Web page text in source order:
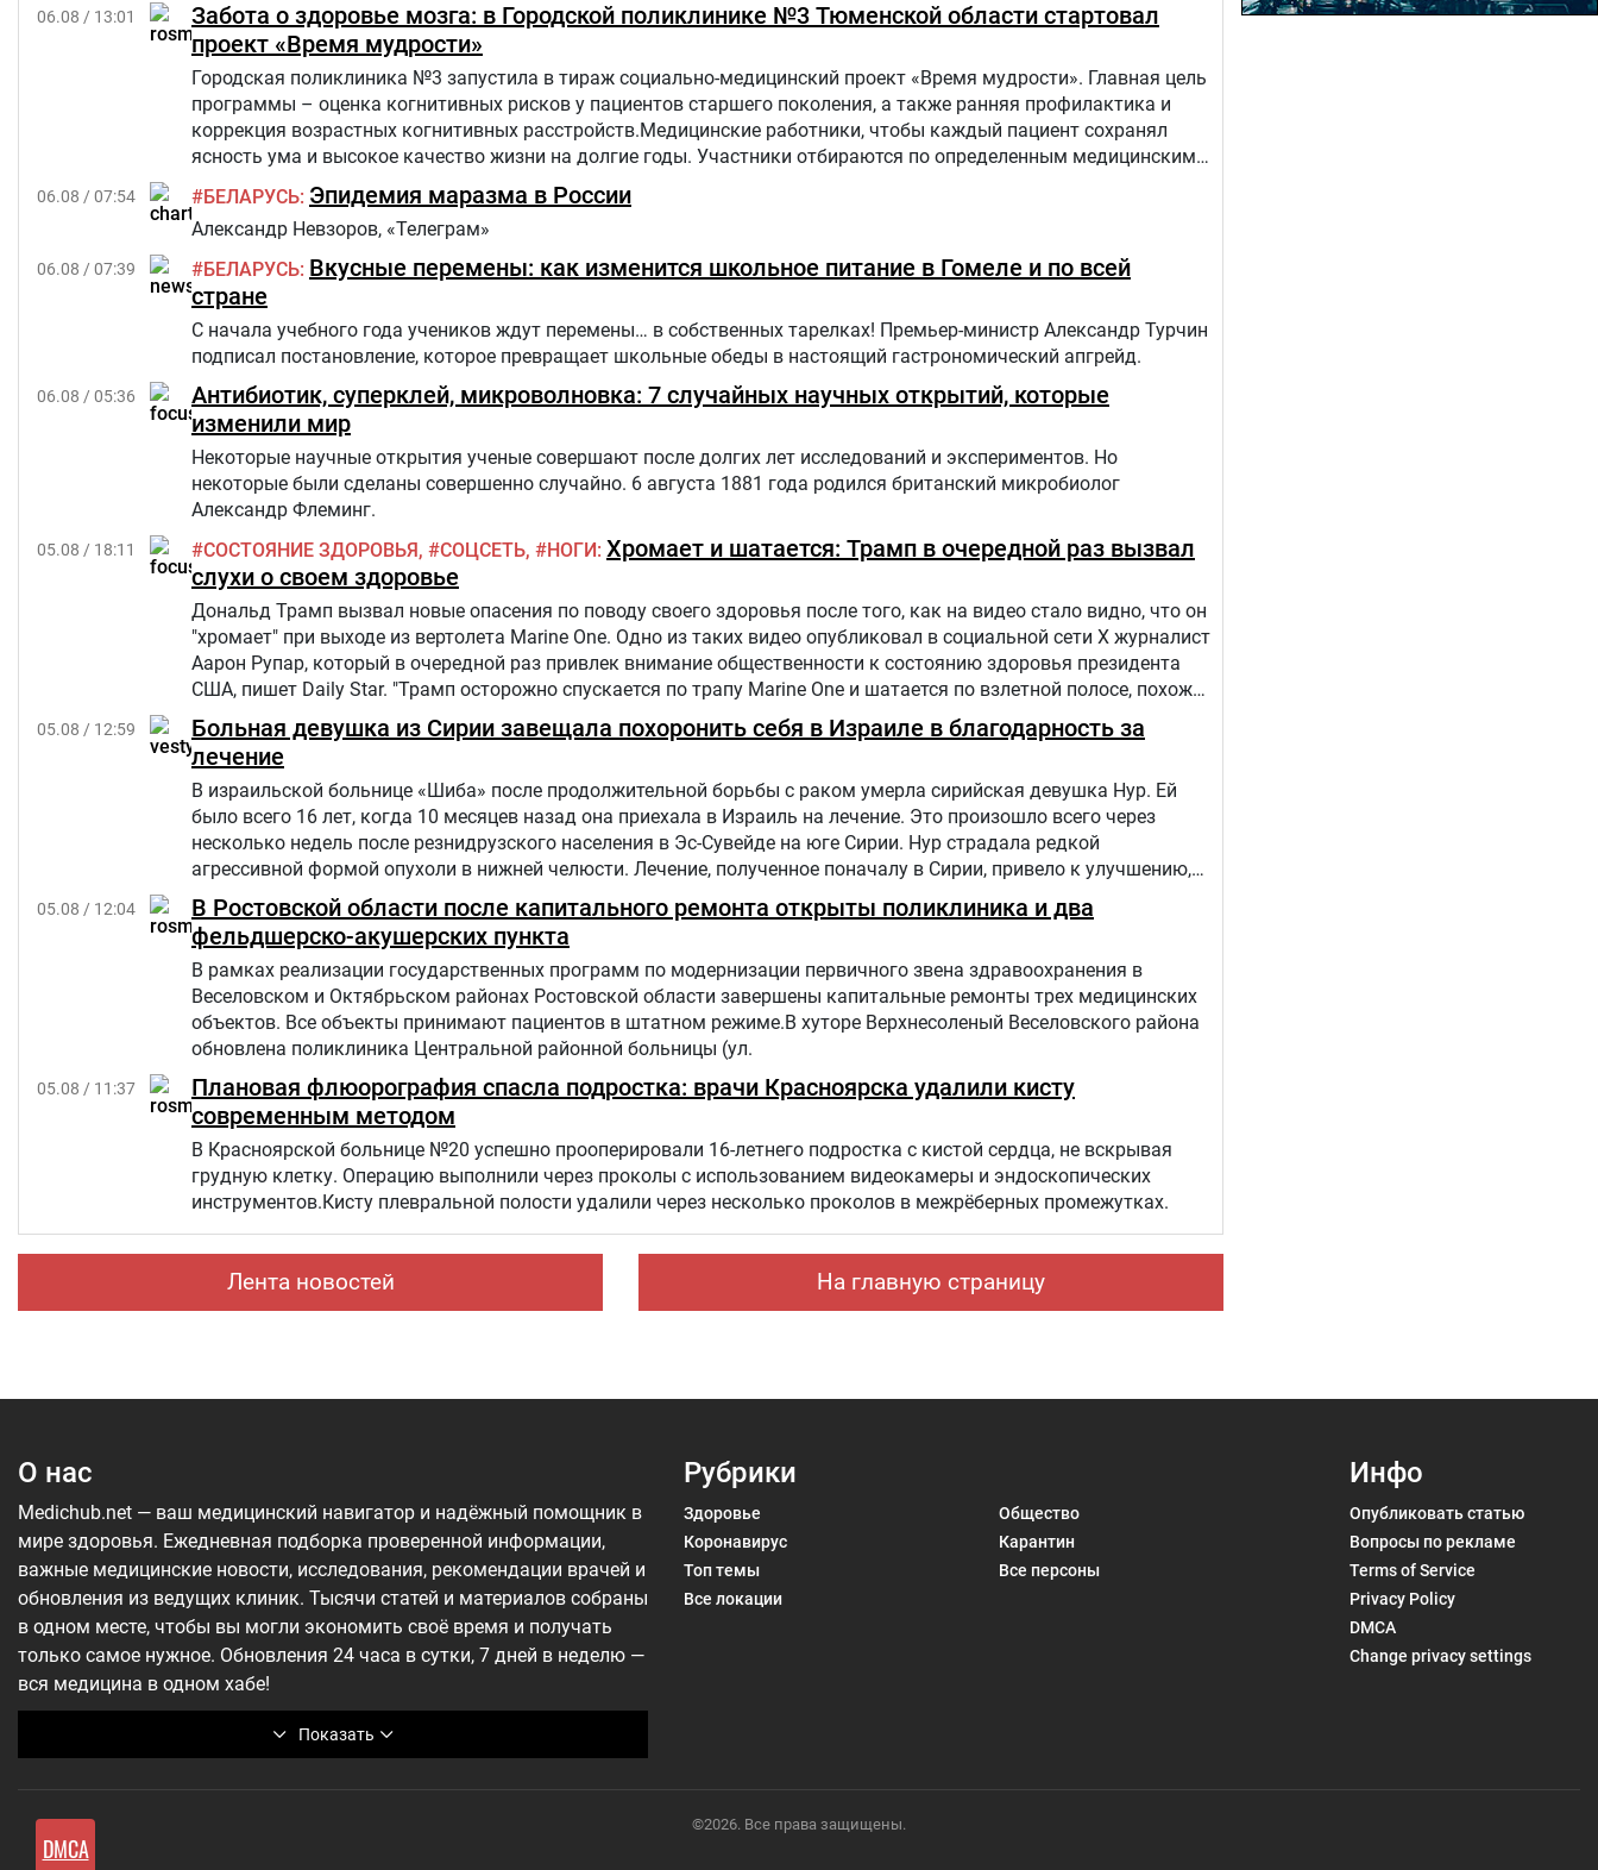
06.08 / 13:01
Забота о здоровье мозга: в Городской поликлинике №3 Тюменской области стартовал
проект «Время мудрости»
Городская поликлиника №3 запустила в тираж социально-медицинский проект «Время мудрости». Главная цель
программы – оценка когнитивных рисков у пациентов старшего поколения, а также ранняя профилактика и
коррекция возрастных когнитивных расстройств.Медицинские работники, чтобы каждый пациент сохранял
ясность ума и высокое качество жизни на долгие годы. Участники отбираются по определенным медицинским
критериям из числа прикрепленного к поликлинике населения.Путь в проекте состоит из трех этапов:1.
06.08 / 07:54 БЕЛАРУСЬ Эпидемия маразма в России
Александр Невзоров, «Телеграм»
06.08 / 07:39 БЕЛАРУСЬ Вкусные перемены: как изменится школьное питание в Гомеле и по всей
стране
С начала учебного года учеников ждут перемены… в собственных тарелках! Премьер-министр Александр Турчин
подписал постановление, которое превращает школьные обеды в настоящий гастрономический апгрейд.
06.08 / 05:36
Антибиотик, суперклей, микроволновка: 7 случайных научных открытий, которые
изменили мир
Некоторые научные открытия ученые совершают после долгих лет исследований и экспериментов. Но
некоторые были сделаны совершенно случайно. 6 августа 1881 года родился британский микробиолог
Александр Флеминг.
05.08 / 18:11 СОСТОЯНИЕ ЗДОРОВЬЯ СОЦСЕТЬ НОГИ Хромает и шатается: Трамп в очередной раз вызвал
слухи о своем здоровье
Дональд Трамп вызвал новые опасения по поводу своего здоровья после того, как на видео стало видно, что он
"хромает" при выходе из вертолета Marine One. Одно из таких видео опубликовал в социальной сети Х журналист
Аарон Рупар, который в очередной раз привлек внимание общественности к состоянию здоровья президента
США, пишет Daily Star. "Трамп осторожно спускается по трапу Marine One и шатается по взлетной полосе, похоже,
слегка прихрамывая", — написал журналист.
05.08 / 12:59
Больная девушка из Сирии завещала похоронить себя в Израиле в благодарность за
лечение
В израильской больнице «Шиба» после продолжительной борьбы с раком умерла сирийская девушка Нур. Ей
было всего 16 лет, когда 10 месяцев назад она приехала в Израиль на лечение. Это произошло всего через
несколько недель после резнидрузского населения в Эс-Сувейде на юге Сирии. Нур страдала редкой
агрессивной формой опухоли в нижней челюсти. Лечение, полученное поначалу в Сирии, привело к улучшению,
но позже произошел рецидив болезни. Нур попала на лечение в «Шибу» в рамках гуманитарного проекта
«Шевет-ахим» («Кровные братья).
05.08 / 12:04
В Ростовской области после капитального ремонта открыты поликлиника и два
фельдшерско-акушерских пункта
В рамках реализации государственных программ по модернизации первичного звена здравоохранения в
Веселовском и Октябрьском районах Ростовской области завершены капитальные ремонты трех медицинских
объектов. Все объекты принимают пациентов в штатном режиме.В хуторе Верхнесоленый Веселовского района
обновлена поликлиника Центральной районной больницы (ул.
05.08 / 11:37
Плановая флюорография спасла подростка: врачи Красноярска удалили кисту
современным методом
В Красноярской больнице №20 успешно прооперировали 16-летнего подростка с кистой сердца, не вскрывая
грудную клетку. Операцию выполнили через проколы с использованием видеокамеры и эндоскопических
инструментов.Кисту плевральной полости удалили через несколько проколов в межрёберных промежутках.
Лента новостей На главную страницу
О нас
Показать
Medichub.net — ваш медицинский навигатор и надёжный помощник в
мире здоровья. Ежедневная подборка проверенной информации,
важные медицинские новости, исследования, рекомендации врачей и
обновления из ведущих клиник. Тысячи статей и материалов собраны
в одном месте, чтобы вы могли экономить своё время и получать
только самое нужное. Обновления 24 часа в сутки, 7 дней в неделю —
вся медицина в одном хабе!
Рубрики
Здоровье
Общество
Коронавирус
Карантин
Топ темы
Все персоны
Все локации
Инфо
Опубликовать статью
Вопросы по рекламе
Terms of Service
Privacy Policy
DMCA
Change privacy settings
©2026. Все права защищены.
DMCA